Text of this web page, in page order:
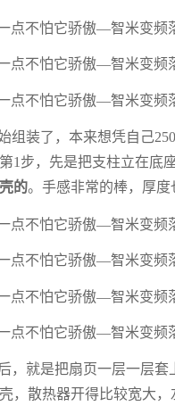
组装了，本来想凭自己
1步，先是把支柱立在底
的。手感非常的棒，厚度
，就是把扇页一层一层
，散热器开得比较宽大